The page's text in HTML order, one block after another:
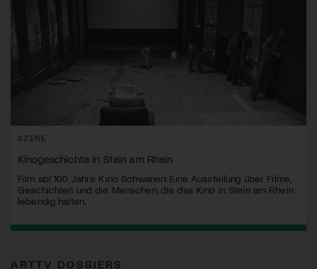
SZENE
Kinogeschichte in Stein am Rhein
Film ab! 100 Jahre Kino Schwanen: Eine Ausstellung über Filme,
Geschichten und die Menschen, die das Kino in Stein am Rhein
lebendig halten.
ARTTV DOSSIERS